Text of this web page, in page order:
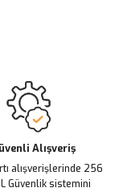
Alışveriş
alışverişlerinde 256
Güvenlik sistemini